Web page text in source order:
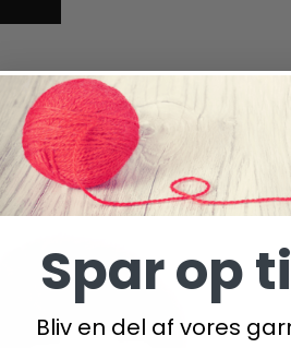
Spar op
Bliv en del af vores